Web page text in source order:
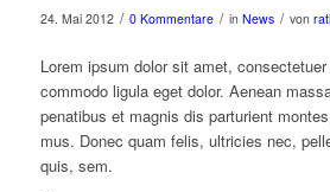
24. Mai 2012 / 0 Kommentare / in News / von
Lorem ipsum dolor sit amet,
commodo ligula eget dolor. Aenean
penatibus et magnis dis parturient
mus. Donec quam felis, ultricies nec,
quis, sem.